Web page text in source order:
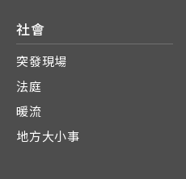
社會
突發現場
法庭
暖流
地方大小事